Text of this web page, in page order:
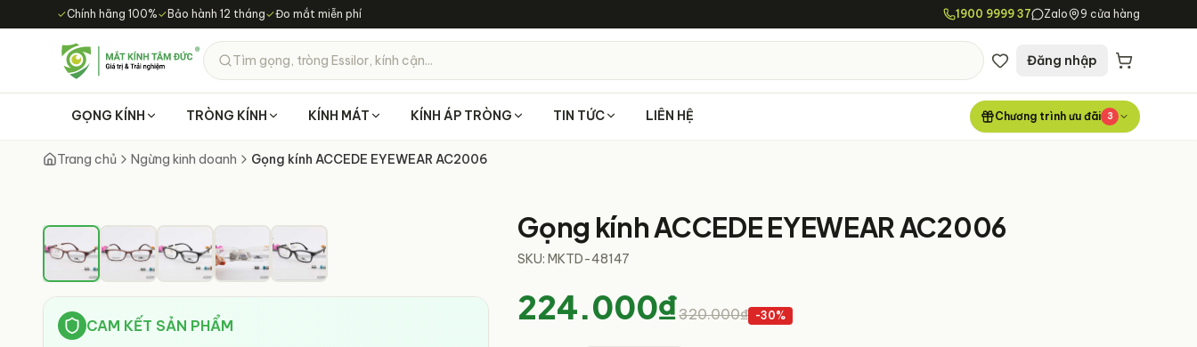
Chuyển đến nội dung chính
✓Chính hãng 100%✓ Bảo hành 12 tháng✓Đo mắt miễn phí 1900 9999 37 Zalo 9 cửa hàng
Tìm gọng, tròng Essilor, kính cận... Đăng nhập
GỌNG KÍNH TRÒNG KÍNH KÍNH MÁT KÍNH ÁP TRÒNG TIN TỨC LIÊN HỆ Chương trình ưu đãi 3
Trang chủ Ngừng kinh doanh Gọng kính ACCEDE EYEWEAR AC2006
CAM KẾT SẢN PHẨM
Gọng kính ACCEDE EYEWEAR AC2006
SKU:MKTD-48147
224.000₫320.000₫ -30%